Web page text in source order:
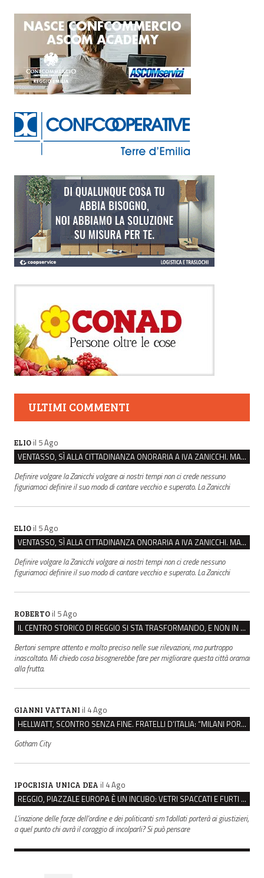
ULTIMI COMMENTI
ELIO il 5 Ago
VENTASSO, SÌ ALLA CITTADINANZA ONORARIA A IVA ZANICCHI. MA BARGIACCHI: “È DI PESSIMO GUSTO”
Definire volgare la Zanicchi volgare ai nostri tempi non ci crede nessuno
figuriamoci definire il suo modo di cantare vecchio e superato. La Zanicchi
ELIO il 5 Ago
VENTASSO, SÌ ALLA CITTADINANZA ONORARIA A IVA ZANICCHI. MA BARGIACCHI: “È DI PESSIMO GUSTO”
Definire volgare la Zanicchi volgare ai nostri tempi non ci crede nessuno
figuriamoci definire il suo modo di cantare vecchio e superato. La Zanicchi
ROBERTO il 5 Ago
IL CENTRO STORICO DI REGGIO SI STA TRASFORMANDO, E NON IN MEGLIO
Bertoni sempre attento e molto preciso nelle sue rilevazioni, ma purtroppo
inascoltato. Mi chiedo cosa bisognerebbe fare per migliorare questa città oramai
alla frutta.
GIANNI VATTANI il 4 Ago
HELLWATT, SCONTRO SENZA FINE. FRATELLI D’ITALIA: “MILANI PORTA DOCUMENTI, DE FRANCO INSULTI”
Gotham City
IPOCRISIA UNICA DEA il 4 Ago
REGGIO, PIAZZALE EUROPA È UN INCUBO: VETRI SPACCATI E FURTI SULLE AUTO IN SOSTA
L'inazione delle forze dell'ordine e dei politicanti sm1dollati porterà ai giustizieri,
a quel punto chi avrà il coraggio di incolparli? Si può pensare